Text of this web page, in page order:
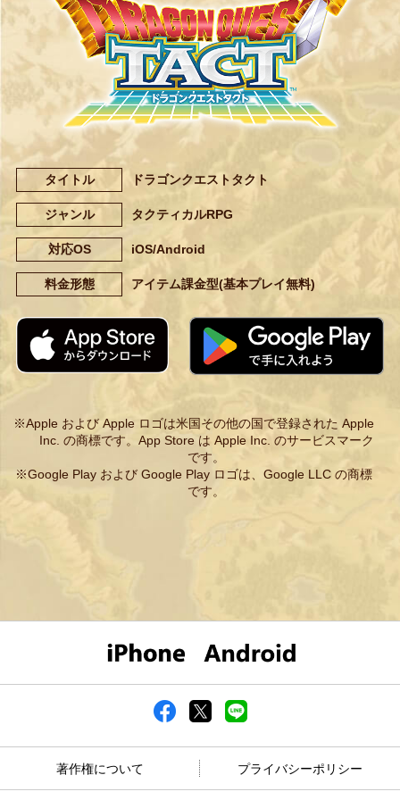
タイトル ドラゴンクエストタクト
ジャンル タクティカルRPG
対応OS iOS/Android
料金形態 アイテム課金型(基本プレイ無料)
App Storeからダウンロード
Apple および Apple ロゴは米国その他の国で登録された Apple
Inc. の商標です。App Store は Apple Inc. のサービスマーク
です。
Google Play および Google Play ロゴは、Google LLC の商標
です。
著作権について プライバシーポリシー